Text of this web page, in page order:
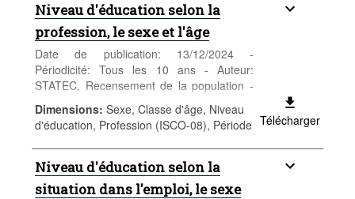
Niveau d'éducation selon la
profession, le sexe et l'âge
Date de publication: 13/12/2024 -
Périodicité: Tous les 10 ans - Auteur:
STATEC, Recensement de la population -
Catégorie: Population et emploi -
Population - Mots-clés: population, sexe,
âge, nationalité, recensement,
démographie
Dimensions: Sexe, Classe d'âge, Niveau
d'éducation, Profession (ISCO-08), Période Télécharger
Niveau d'éducation selon la
situation dans l'emploi, le sexe